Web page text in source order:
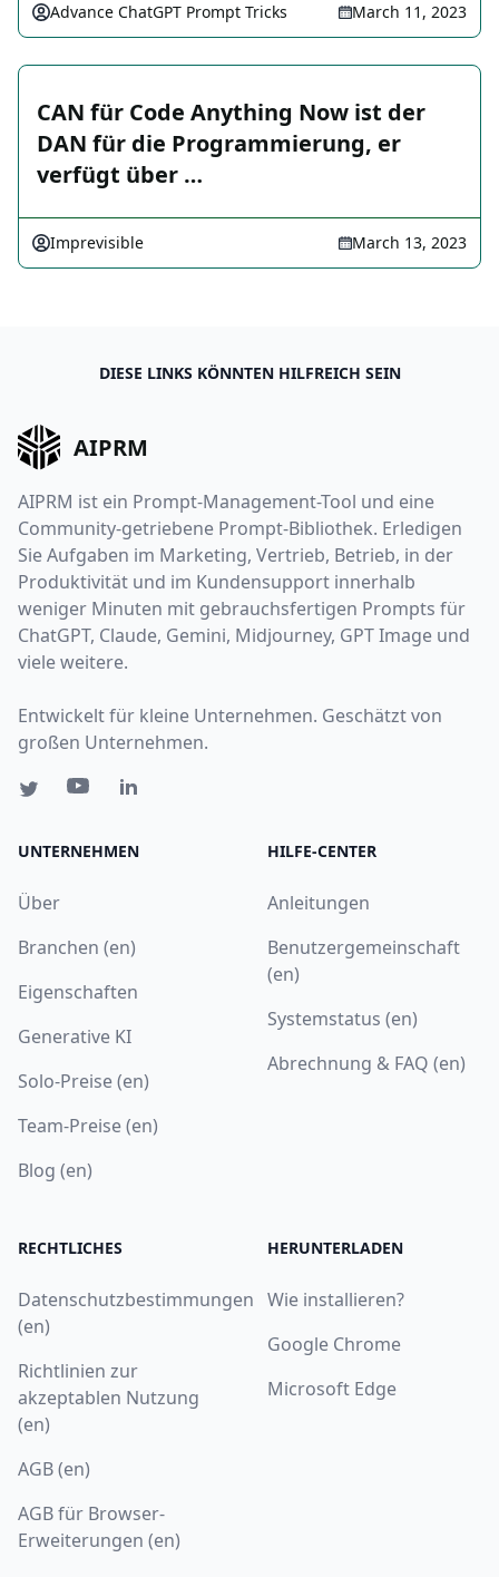
Advance ChatGPT Prompt Tricks March 11, 2023
CAN für Code Anything Now ist der
DAN für die Programmierung, er
verfügt über …
Imprevisible March 13, 2023
DIESE LINKS KÖNNTEN HILFREICH SEIN
AIPRM
AIPRM ist ein Prompt-Management-Tool und eine
Community-getriebene Prompt-Bibliothek. Erledigen
Sie Aufgaben im Marketing, Vertrieb, Betrieb, in der
Produktivität und im Kundensupport innerhalb
weniger Minuten mit gebrauchsfertigen Prompts für
ChatGPT, Claude, Gemini, Midjourney, GPT Image und
viele weitere.
Entwickelt für kleine Unternehmen. Geschätzt von
großen Unternehmen.
UNTERNEHMEN
Über
Branchen (en)
Eigenschaften
Generative KI
Solo-Preise (en)
Team-Preise (en)
Blog (en)
HILFE-CENTER
Anleitungen
Benutzergemeinschaft
(en)
Systemstatus (en)
Abrechnung & FAQ (en)
RECHTLICHES
Datenschutzbestimmungen
(en)
Richtlinien zur
akzeptablen Nutzung
(en)
AGB (en)
AGB für Browser-
Erweiterungen (en)
HERUNTERLADEN
Wie installieren?
Google Chrome
Microsoft Edge